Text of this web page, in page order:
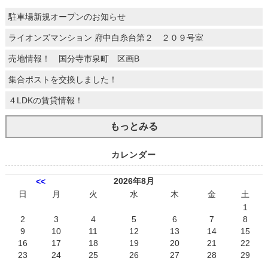
駐車場新規オープンのお知らせ
ライオンズマンション 府中白糸台第２ ２０９号室
売地情報！ 国分寺市泉町 区画B
集合ポストを交換しました！
４LDKの賃貸情報！
もっとみる
カレンダー
<<
2026年8月
日
月 火 水 木 金
土
1
2
3 4 5 6 7
8
9
10 11 12 13 14
15
16
17 18 19 20 21
22
23
24 25 26 27 28
29